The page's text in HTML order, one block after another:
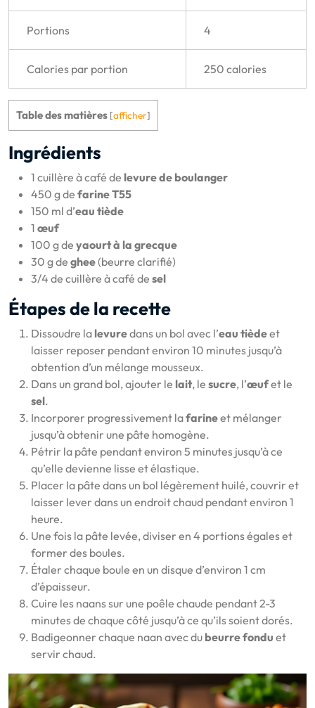
Portions 4
Calories par portion 250 calories
Table des matières [afficher]
Ingrédients
1 cuillère à café de levure de boulanger
450 g de farine T55
150 ml d’eau tiède
1 œuf
100 g de yaourt à la grecque
30 g de ghee(beurre clarifié)
3/4 de cuillère à café de sel
Étapes de la recette
Dissoudre la levuredans un bol avec l’eau tièdeet
laisser reposer pendant environ 10 minutes jusqu’à
obtention d’un mélange mousseux.
Dans un grand bol, ajouter le lait, le sucre, l’œufet le
sel.
Incorporer progressivement lafarineet mélanger
jusqu’à obtenir une pâte homogène.
Pétrir la pâte pendant environ 5 minutes jusqu’à ce
qu’elle devienne lisse et élastique.
Placer la pâte dans un bol légèrement huilé, couvrir et
laisser lever dans un endroit chaud pendant environ 1
heure.
Une fois la pâte levée, diviser en 4 portions égales et
former des boules.
Étaler chaque boule en un disque d’environ 1 cm
d’épaisseur.
Cuire les naans sur une poêle chaude pendant 2-3
minutes de chaque côté jusqu’à ce qu’ils soient dorés.
Badigeonner chaque naan avec du beurre fondu et
servir chaud.